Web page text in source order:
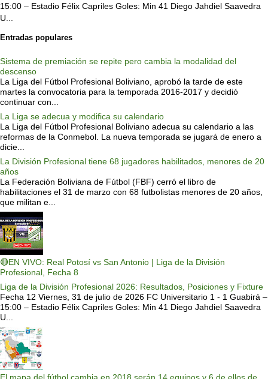
15:00 – Estadio Félix Capriles Goles: Min 41 Diego Jahdiel Saavedra
U...
Entradas populares
Sistema de premiación se repite pero cambia la modalidad del
descenso
La Liga del Fútbol Profesional Boliviano, aprobó la tarde de este
martes la convocatoria para la temporada 2016-2017 y decidió
continuar con...
La Liga se adecua y modifica su calendario
La Liga del Fútbol Profesional Boliviano adecua su calendario a las
reformas de la Conmebol. La nueva temporada se jugará de enero a
dicie...
La División Profesional tiene 68 jugadores habilitados, menores de 20
años
La Federación Boliviana de Fútbol (FBF) cerró el libro de
habilitaciones el 31 de marzo con 68 futbolistas menores de 20 años,
que militan e...
🔴EN VIVO: Real Potosí vs San Antonio | Liga de la División
Profesional, Fecha 8
Liga de la División Profesional 2026: Resultados, Posiciones y Fixture
Fecha 12 Viernes, 31 de julio de 2026 FC Universitario 1 - 1 Guabirá –
15:00 – Estadio Félix Capriles Goles: Min 41 Diego Jahdiel Saavedra
U...